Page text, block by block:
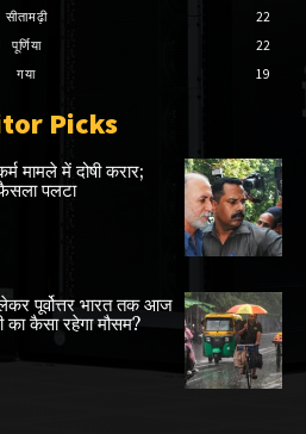
सीतामढ़ी
22
पूर्णिया
22
गया
19
Picks
मामले में दोषी करार;
फैसला पलटा
पूर्वोत्तर भारत तक आज
का कैसा रहेगा मौसम?